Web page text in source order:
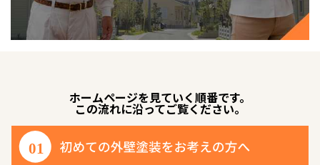
ホームページを見ていく順番です。
この流れに沿ってご覧ください。